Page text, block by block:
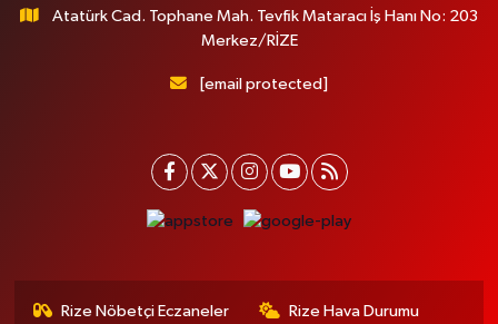
Atatürk Cad. Tophane Mah. Tevfik Mataracı İş Hanı No: 203
Merkez/RİZE
[email protected]
Rize Nöbetçi Eczaneler Rize Hava Durumu